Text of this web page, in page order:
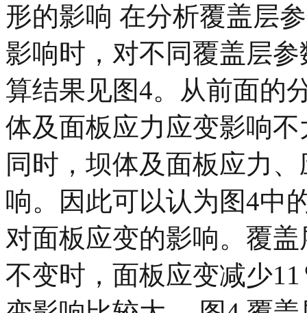
形的影响 在分析覆盖层
影响时，对不同覆盖层
算结果见图4。从前面的
体及面板应力应变影响
同时，坝体及面板应力
响。因此可以认为图4中
对面板应变的影响。覆
不变时，面板应变减少